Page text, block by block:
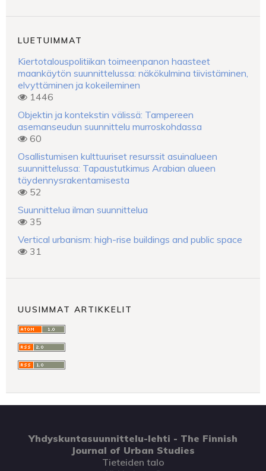
LUETUIMMAT
Kiertotalouspolitiikan toimeenpanon haasteet
maankäytön suunnittelussa: näkökulmina tiivistäminen,
elvyttäminen ja kokeileminen
1446
Objektin ja kontekstin välissä: Tampereen
asemanseudun suunnittelu murroskohdassa
60
Osallistumisen kulttuuriset resurssit asuinalueen
suunnittelussa: Tapaustutkimus Arabian alueen
täydennysrakentamisesta
52
Suunnittelua ilman suunnittelua
35
Vertical urbanism: high-rise buildings and public space
31
UUSIMMAT ARTIKKELIT
Yhdyskuntasuunnittelu-lehti - The Finnish
Journal of Urban Studies
Tieteiden talo